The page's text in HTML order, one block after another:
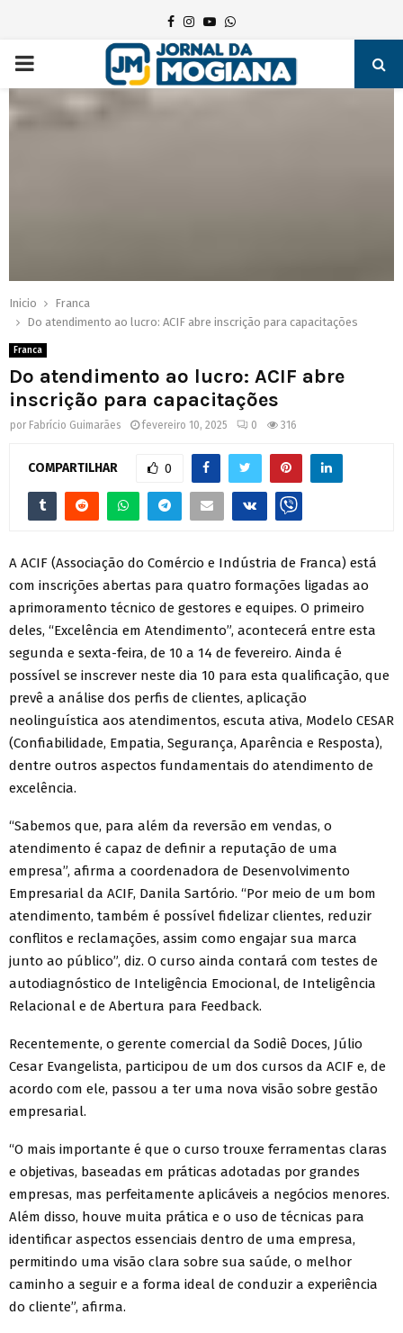
Facebook
Instagram
YoutubeWhatsapp
PRIMARY
MENU
Inicio
Franca
Do atendimento ao lucro: ACIF abre inscrição para capacitações
Franca
Do atendimento ao lucro: ACIF abre
inscrição para capacitações
por Fabrício Guimarães fevereiro 10, 2025 0 316
COMPARTILHAR 0
A ACIF (Associação do Comércio e Indústria de Franca) está
com inscrições abertas para quatro formações ligadas ao
aprimoramento técnico de gestores e equipes. O primeiro
deles, “Excelência em Atendimento”, acontecerá entre esta
segunda e sexta-feira, de 10 a 14 de fevereiro. Ainda é
possível se inscrever neste dia 10 para esta qualificação, que
prevê a análise dos perfis de clientes, aplicação
neolinguística aos atendimentos, escuta ativa, Modelo CESAR
(Confiabilidade, Empatia, Segurança, Aparência e Resposta),
dentre outros aspectos fundamentais do atendimento de
excelência.
“Sabemos que, para além da reversão em vendas, o
atendimento é capaz de definir a reputação de uma
empresa”, afirma a coordenadora de Desenvolvimento
Empresarial da ACIF, Danila Sartório. “Por meio de um bom
atendimento, também é possível fidelizar clientes, reduzir
conflitos e reclamações, assim como engajar sua marca
junto ao público”, diz. O curso ainda contará com testes de
autodiagnóstico de Inteligência Emocional, de Inteligência
Relacional e de Abertura para Feedback.
Recentemente, o gerente comercial da Sodiê Doces, Júlio
Cesar Evangelista, participou de um dos cursos da ACIF e, de
acordo com ele, passou a ter uma nova visão sobre gestão
empresarial.
“O mais importante é que o curso trouxe ferramentas claras
e objetivas, baseadas em práticas adotadas por grandes
empresas, mas perfeitamente aplicáveis a negócios menores.
Além disso, houve muita prática e o uso de técnicas para
identificar aspectos essenciais dentro de uma empresa,
permitindo uma visão clara sobre sua saúde, o melhor
caminho a seguir e a forma ideal de conduzir a experiência
do cliente”, afirma.